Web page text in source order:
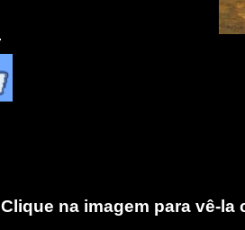
Clique na imagem para vê-la